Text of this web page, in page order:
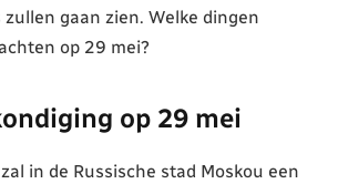
gaan zien. Welke dingen
op 29 mei?
op 29 mei
in de Russische stad Moskou een